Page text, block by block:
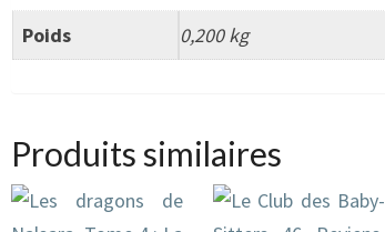
Poids 0,200 kg
Produits similaires